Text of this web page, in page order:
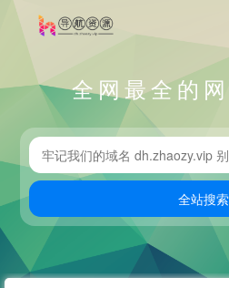
全网最全的